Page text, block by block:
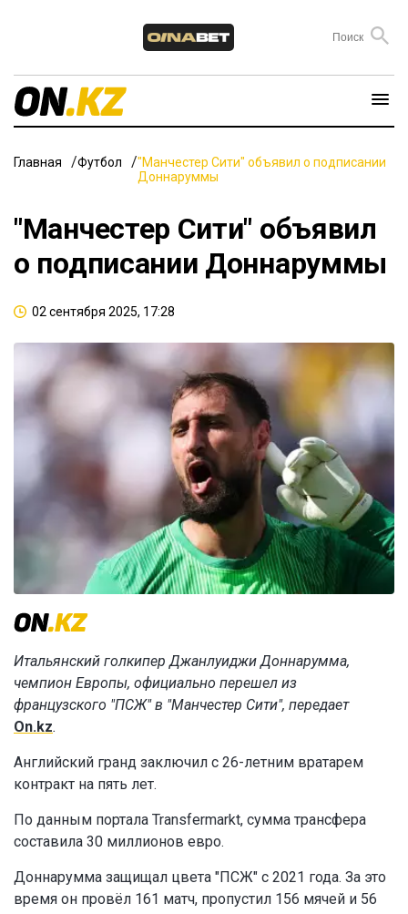
Главная Футбол
"Манчестер Сити" объявил о подписании
Доннаруммы
"Манчестер Сити" объявил
о подписании Доннаруммы
02 сентября 2025, 17:28
Итальянский голкипер Джанлуиджи Доннарумма,
чемпион Европы, официально перешел из
французского "ПСЖ" в "Манчестер Сити", передает
On.kz.
Английский гранд заключил с 26-летним вратарем
контракт на пять лет.
По данным портала Transfermarkt, сумма трансфера
составила 30 миллионов евро.
Доннарумма защищал цвета "ПСЖ" с 2021 года. За это
время он провёл 161 матч, пропустил 156 мячей и 56